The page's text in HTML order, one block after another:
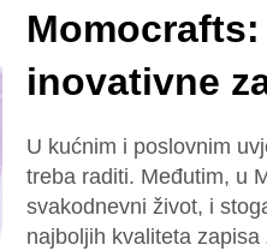
inovativne
U kućnim i poslovnim
treba raditi. Međutim, u
svakodnevni život, i
najboljih kvaliteta